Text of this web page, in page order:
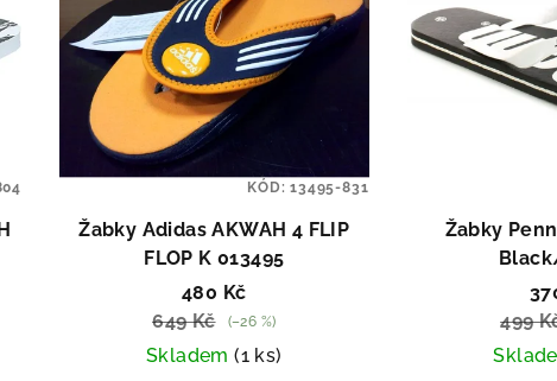
Žabky Adidas AKWAH 4 FLIP
FLOP K 013495
480 Kč
649 Kč
(–26 %)
Skladem(1 ks)
KÓD:13495-831
Žabky
499